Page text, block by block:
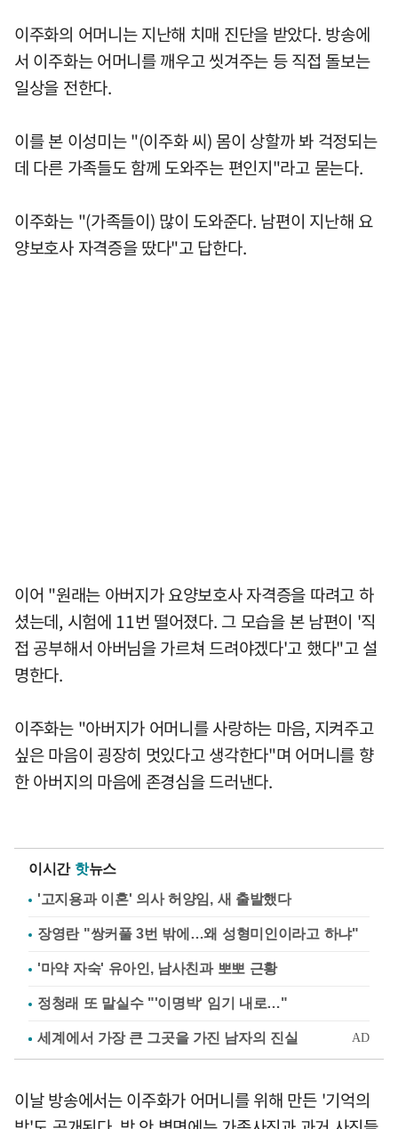
이주화의 어머니는 지난해 치매 진단을 받았다. 방송에
서 이주화는 어머니를 깨우고 씻겨주는 등 직접 돌보는
일상을 전한다.
이를 본 이성미는 "(이주화 씨) 몸이 상할까 봐 걱정되는
데 다른 가족들도 함께 도와주는 편인지"라고 묻는다.
이주화는 "(가족들이) 많이 도와준다. 남편이 지난해 요
양보호사 자격증을 땄다"고 답한다.
이어 "원래는 아버지가 요양보호사 자격증을 따려고 하
셨는데, 시험에 11번 떨어졌다. 그 모습을 본 남편이 '직
접 공부해서 아버님을 가르쳐 드려야겠다'고 했다"고 설
명한다.
이주화는 "아버지가 어머니를 사랑하는 마음, 지켜주고
싶은 마음이 굉장히 멋있다고 생각한다"며 어머니를 향
한 아버지의 마음에 존경심을 드러낸다.
이시간 핫뉴스
'고지용과 이혼' 의사 허양임, 새 출발했다
장영란 "쌍커풀 3번 밖에…왜 성형미인이라고 하냐"
'마약 자숙' 유아인, 남사친과 뽀뽀 근황
정청래 또 말실수 "'이명박' 임기 내로…"
이날 방송에서는 이주화가 어머니를 위해 만든 '기억의